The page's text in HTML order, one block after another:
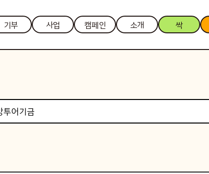
기부 사업 캠페인 소개 싹